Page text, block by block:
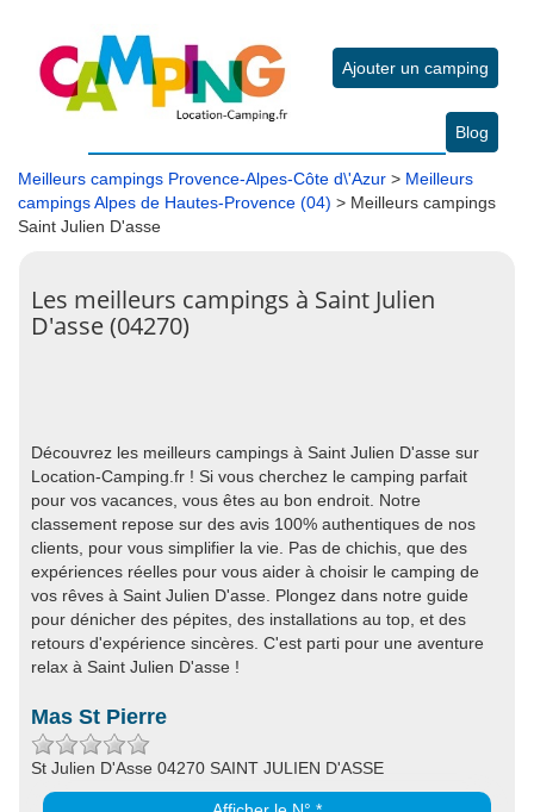
Ajouter un camping
Blog
Meilleurs campings Provence-Alpes-Côte d\'Azur > Meilleurs
campings Alpes de Hautes-Provence (04) > Meilleurs campings
Saint Julien D'asse
Les meilleurs campings à Saint Julien
D'asse (04270)
Découvrez les meilleurs campings à Saint Julien D'asse sur
Location-Camping.fr ! Si vous cherchez le camping parfait
pour vos vacances, vous êtes au bon endroit. Notre
classement repose sur des avis 100% authentiques de nos
clients, pour vous simplifier la vie. Pas de chichis, que des
expériences réelles pour vous aider à choisir le camping de
vos rêves à Saint Julien D'asse. Plongez dans notre guide
pour dénicher des pépites, des installations au top, et des
retours d'expérience sincères. C'est parti pour une aventure
relax à Saint Julien D'asse !
Mas St Pierre
St Julien D'Asse 04270 SAINT JULIEN D'ASSE